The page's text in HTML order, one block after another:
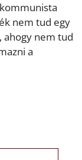
nem tud egy
nem tud
a